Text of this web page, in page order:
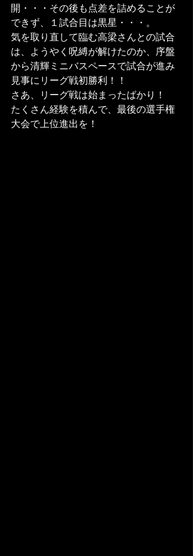
開・・・その後も点差を詰めることが
できず、１試合目は黒星・・・。
気を取り直して臨む高梁さんとの試合
は、ようやく呪縛が解けたのか、序盤
から清輝ミニバスペースで試合が進み
見事にリーグ戦初勝利！！
さあ、リーグ戦は始まったばかり！
たくさん経験を積んで、最後の選手権
大会で上位進出を！